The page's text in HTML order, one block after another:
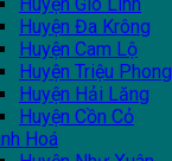
Huyện Đa Krông
Huyện Cam Lộ
Huyện Triệu Phong
Huyện Hải Lăng
Huyện Cồn Cỏ
Hoá